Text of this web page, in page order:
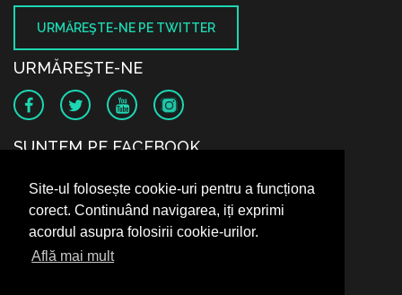
Site-ul folosește cookie-uri pentru a funcționa
corect. Continuând navigarea, iți exprimi
acordul asupra folosirii cookie-urilor.
Află mai mult
URMĂREŞTE-NE PE TWITTER
URMĂREŞTE-NE
SUNTEM PE FACEBOOK